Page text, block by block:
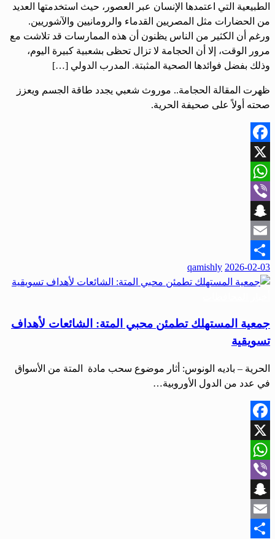
الطبيعية التي اعتمدها الإنسان عبر العصور، حيث استخدمتها العديد
من الحضارات مثل المصريين القدماء والرومانيين والآشوريين.
ورغم أن الكثير من الناس يظنون أن هذه الممارسات قد تلاشت مع
مرور الوقت، إلا أن الحجامة لا تزال تحظى بشعبية كبيرة اليوم،
وذلك بفضل فوائدها الصحية المثبتة. المدرب الدولي […]
ظهرت المقالة الحجامة.. موروث شعبي يجدد طاقة الجسم ويعزز
صحته أولاً على صحيفة الحرية.
Facebook
X
WhatsApp
Viber
Snapchat
Email
Share
نُشر
في
2026-02-03
qamishly
جمعية المستهلك تطمئن محبي المتة: الشائعات لأهداف
تسويقية
الحرية – باديه الونوس: أثار موضوع سحب مادة المتة من الأسواق
في عدد من الدول الأوروبية…
Facebook
X
WhatsApp
Viber
Snapchat
Email